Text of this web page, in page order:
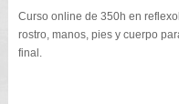
Curso online de 350h en
rostro, manos, pies y cuerpo
final.